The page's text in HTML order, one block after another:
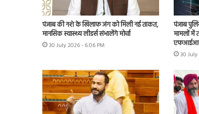
पंजाब की नशे के खिलाफ जंग को मिली नई ताकत,
मानसिक स्वास्थ्य लीडर्स संभालेंगे मोर्चा
30 July 2026 - 6:06 PM
पंजाब
मामलों में
30 July